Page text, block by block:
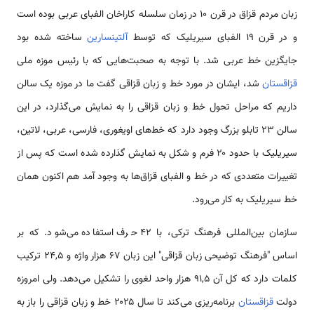
زبان مردم قزاق در قرن ۱۰ در زمان سلسله کاراخان الفبای عربی بوده است
و در قرن ۱۹ الفبای سیریلیک که توسط
آلتینسارینساخته شده بود
جایگزین خط عربی شد. با توجه به صحبت‌هایی که با رئیس موزه ملی
قزاقستان شد، ایشان در مورد خط و زبان قزاقی گفت ما در موزه یک سالن
داریم که مراحل تحول خط و زبان قزاقی را به نمایش می‌گذارد، در این
سالن ۲۳ تابلو بزرگ وجود دارد که خط‌های اویغوری، فارسی، عربی، لاتین،
سیریلیک با حدود ۲۰ فرم و شکل به نمایش گذارده شده است که پس از
تغییرات متعددی که در خط و الفبای قزاق‌ها به وجود آمد هم اکنون همان
خط سیریلیک به کار می‌رود.
سازمان بین‌المللی فرهنگ ترکی، با ۴۲ حرف استفاده می‌شود. که بر
اساس "فرهنگ توضیحی زبان قزاقی" این زبان ۶۷ هزار واژه و ۲۴,۵ ترکیب
کلمات دارد که کل آن ۹۱,۵ هزار واحد لغوی را تشکیل می‌دهد. ولی امروزه
دولتقزاقستان
برنامه‌ریزی می‌کند تا سال ۲۰۲۵ خط و زبان قزاقی را باز به